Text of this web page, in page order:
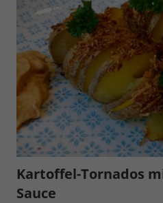
Kartoffel-Tornados
Sauce